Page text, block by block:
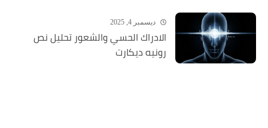
ديسمبر 4, 2025
الادراك الحسي والشعور تحليل نص
رونيه ديكارت